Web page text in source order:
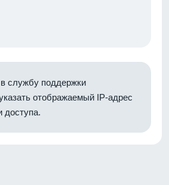
службу поддержки
отображаемый IP-адрес
доступа.